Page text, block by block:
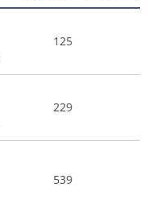
125
229
539